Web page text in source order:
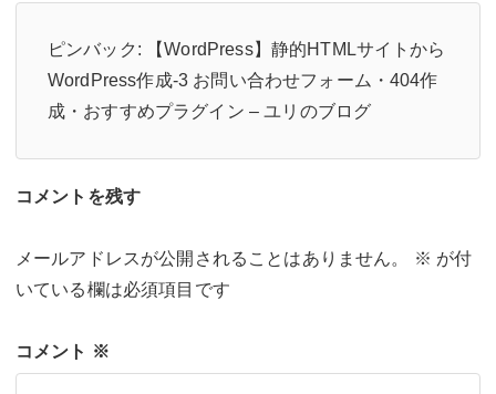
ピンバック:
【WordPress】静的HTMLサイトから
WordPress作成-3 お問い合わせフォーム・404作
成・おすすめプラグイン – ユリのブログ
コメントを残す
メールアドレスが公開されることはありません。 ※ が付
いている欄は必須項目です
コメント ※